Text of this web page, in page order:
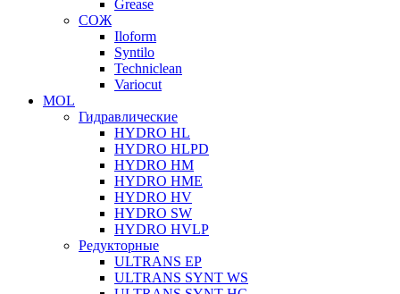
Grease
СОЖ
Iloform
Syntilo
Techniclean
Variocut
MOL
Гидравлические
HYDRO HL
HYDRO HLPD
HYDRO HM
HYDRO HME
HYDRO HV
HYDRO SW
HYDRO HVLP
Редукторные
ULTRANS EP
ULTRANS SYNT WS